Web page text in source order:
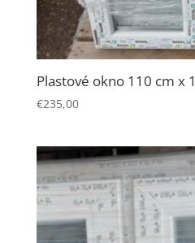
Plastové okno 110 cm x
€235,00